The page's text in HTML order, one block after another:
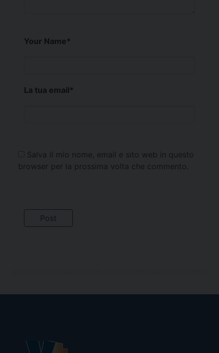
Your Name*
La tua email*
Salva il mio nome, email e sito web in questo
browser per la prossima volta che commento.